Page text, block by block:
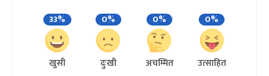
33%
खुसी
0%
दुःखी
0%
अचम्मित
0%
उत्साहित